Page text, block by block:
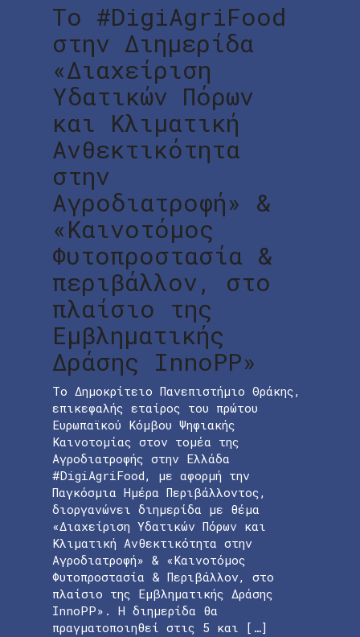
To #DigiAgriFood
στην Διημερίδα
«Διαχείριση
Υδατικών Πόρων
και Κλιματική
Ανθεκτικότητα
στην
Αγροδιατροφή» &
«Καινοτόμος
Φυτοπροστασία &
περιβάλλον, στο
πλαίσιο της
Εμβληματικής
Δράσης InnoPP»
Το Δημοκρίτειο Πανεπιστήμιο Θράκης,
επικεφαλής εταίρος του πρώτου
Ευρωπαϊκού Κόμβου Ψηφιακής
Καινοτομίας στον τομέα της
Αγροδιατροφής στην Ελλάδα
#DigiAgriFood, με αφορμή την
Παγκόσμια Ημέρα Περιβάλλοντος,
διοργανώνει διημερίδα με θέμα
«Διαχείριση Υδατικών Πόρων και
Κλιματική Ανθεκτικότητα στην
Αγροδιατροφή» & «Καινοτόμος
Φυτοπροστασία & Περιβάλλον, στο
πλαίσιο της Εμβληματικής Δράσης
InnoPP». Η διημερίδα θα
πραγματοποιηθεί στις 5 και […]